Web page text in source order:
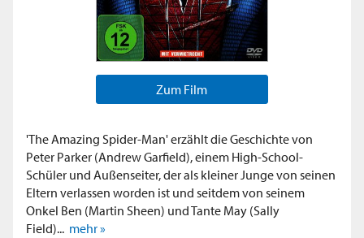
Zum Film
'The Amazing Spider-Man' erzählt die Geschichte von
Peter Parker (Andrew Garfield), einem High-School-
Schüler und Außenseiter, der als kleiner Junge von seinen
Eltern verlassen worden ist und seitdem von seinem
Onkel Ben (Martin Sheen) und Tante May (Sally
Field)... mehr »